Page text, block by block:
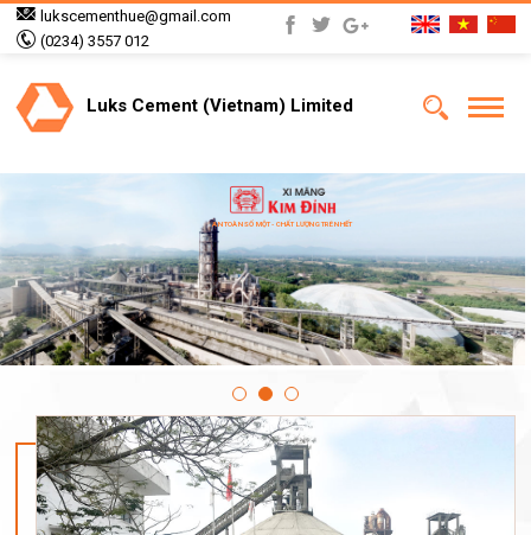
lukscementhue@gmail.com
(0234) 3557 012
Luks Cement (Vietnam) Limited
AN TOÀN SỐ MỘT - CHẤT LƯỢNG TRÊN HẾT